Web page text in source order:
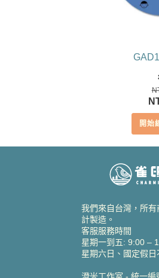
原
始
價
開始
我們來自台灣，所
計製造。
客服服務時間
星期一到五: 9:00 –
星期六日、國定假日